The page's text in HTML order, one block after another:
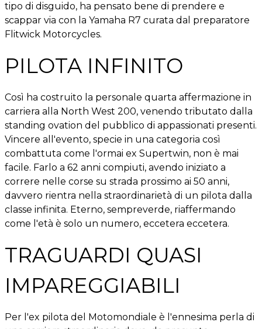
tipo di disguido, ha pensato bene di prendere e
scappar via con la Yamaha R7 curata dal preparatore
Flitwick Motorcycles.
PILOTA INFINITO
Così ha costruito la personale quarta affermazione in
carriera alla North West 200, venendo tributato dalla
standing ovation del pubblico di appassionati presenti.
Vincere all'evento, specie in una categoria così
combattuta come l'ormai ex Supertwin, non è mai
facile. Farlo a 62 anni compiuti, avendo iniziato a
correre nelle corse su strada prossimo ai 50 anni,
davvero rientra nella straordinarietà di un pilota dalla
classe infinita. Eterno, sempreverde, riaffermando
come l'età è solo un numero, eccetera eccetera.
TRAGUARDI QUASI
IMPAREGGIABILI
Per l'ex pilota del Motomondiale è l'ennesima perla di